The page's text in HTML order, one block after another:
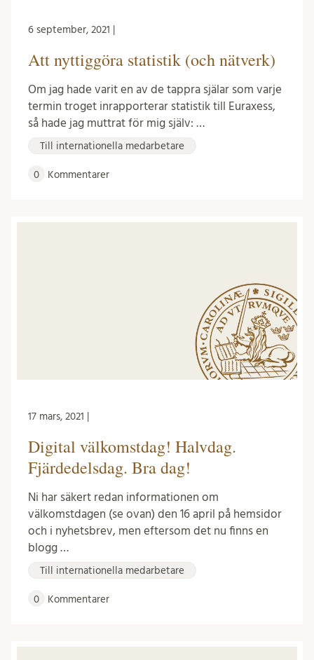
6 september, 2021 |
Att nyttiggöra statistik (och nätverk)
Om jag hade varit en av de tappra själar som varje
termin troget inrapporterar statistik till Euraxess,
så hade jag muttrat för mig själv: …
Till internationella medarbetare
0 Kommentarer
17 mars, 2021 |
Digital välkomstdag! Halvdag.
Fjärdedelsdag. Bra dag!
Ni har säkert redan informationen om
välkomstdagen (se ovan) den 16 april på hemsidor
och i nyhetsbrev, men eftersom det nu finns en
blogg …
Till internationella medarbetare
0 Kommentarer